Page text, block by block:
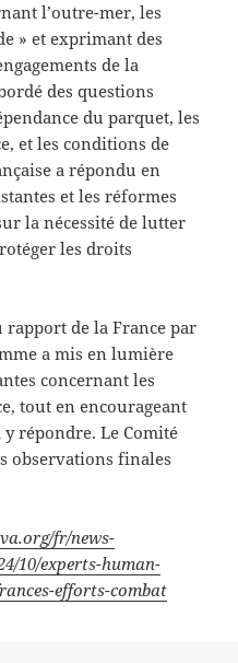
l’outre-mer, les
» et exprimant des
de la
des questions
du parquet, les
et les conditions de
a répondu en
et les réformes
la nécessité de lutter
les droits
rapport de la France par
a mis en lumière
concernant les
tout en encourageant
répondre. Le Comité
observations finales
fr/news-
10/experts-human-
efforts-combat